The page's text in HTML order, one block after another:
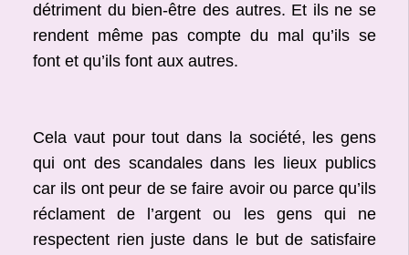
détriment du bien-être des autres. Et ils ne se
rendent même pas compte du mal qu’ils se
font et qu’ils font aux autres.
Cela vaut pour tout dans la société, les gens
qui ont des scandales dans les lieux publics
car ils ont peur de se faire avoir ou parce qu’ils
réclament de l’argent ou les gens qui ne
respectent rien juste dans le but de satisfaire